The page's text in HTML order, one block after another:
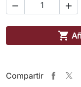
 

Compartir